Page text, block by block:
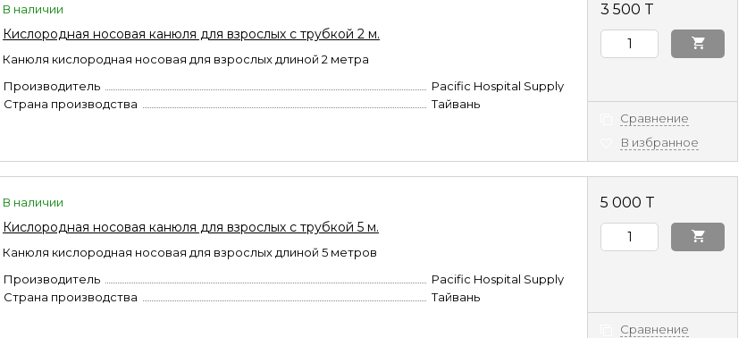
В наличии
Кислородная носовая канюля для взрослых с трубкой 2 м.
Канюля кислородная носовая для взрослых длиной 2 метра
Производитель
Pacific Hospital Supply
Страна производства
Тайвань
3 500 T
Сравнение
В избранное
В наличии
Кислородная носовая канюля для взрослых с трубкой 5 м.
Канюля кислородная носовая для взрослых длиной 5 метров
Производитель
Pacific Hospital Supply
Страна производства
Тайвань
5 000 T
Сравнение